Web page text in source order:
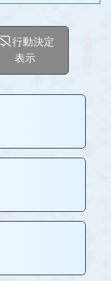
行動決定
表示